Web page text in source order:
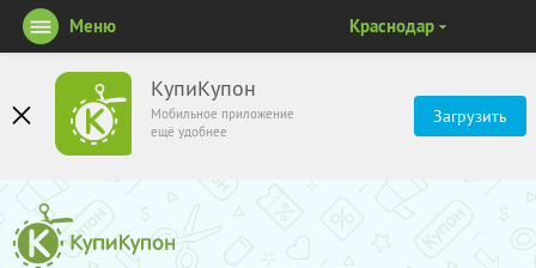
КупиКупон
Мобильное приложение
ещё удобнее
Загрузить
Меню Краснодар